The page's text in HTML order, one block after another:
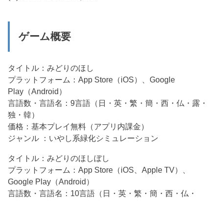
ゲーム概要
タイトル：みどりのほし
プラットフォーム：App Store（iOS）、Google
Play（Android）
言語数・言語名：9言語（日・英・繁・簡・西・仏・露・
独・韓）
価格：基本プレイ無料（アプリ内課金）
ジャンル ：いやし系緑化シミュレーション
タイトル：みどりのほしぼし
プラットフォーム：App Store（iOS、Apple TV）、
Google Play（Android）
言語数・言語名：10言語（日・英・繁・簡・西・仏・